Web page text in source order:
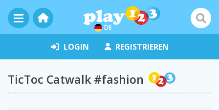
DE
LOGIN REGISTRIEREN
TicToc Catwalk #fashion